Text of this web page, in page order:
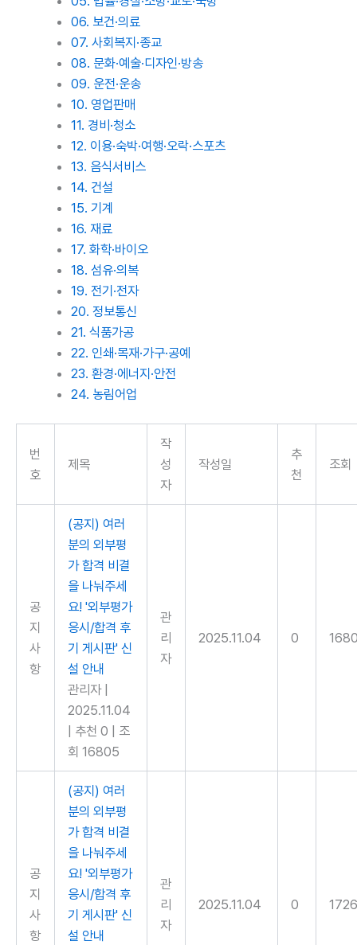
06. 보건·의료
07. 사회복지·종교
08. 문화·예술·디자인·방송
09. 운전·운송
10. 영업판매
11. 경비·청소
12. 이용·숙박·여행·오락·스포츠
13. 음식서비스
14. 건설
15. 기계
16. 재료
17. 화학·바이오
18. 섬유·의복
19. 전기·전자
20. 정보통신
21. 식품가공
22. 인쇄·목재·가구·공예
23. 환경·에너지·안전
24. 농림어업
번
호
제목
작
성
자
작성일
추
천
조회
공
지
사
항
(공지) 여러
분의 외부평
가 합격 비결
을 나눠주세
요! '외부평가
응시/합격 후
기 게시판' 신
설 안내
관리자
2025.11.04
추천 0
조
회 16805
관
리
자
2025.11.04 0
공
지
사
항
(공지) 여러
분의 외부평
가 합격 비결
을 나눠주세
요! '외부평가
응시/합격 후
기 게시판' 신
설 안내
관
리
자
2025.11.04 0